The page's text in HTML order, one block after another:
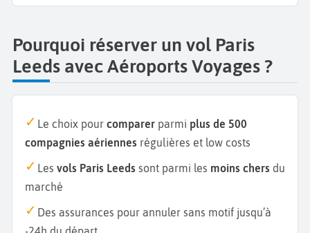
Pourquoi réserver un vol Paris
Leeds avec Aéroports Voyages ?
Le choix pour comparer parmi plus de 500
compagnies aériennes régulières et low costs
Les vols Paris Leeds sont parmi les moins chers du
marché
Des assurances pour annuler sans motif jusqu’à